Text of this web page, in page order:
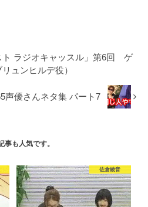
ト ラジオキャッスル」第6回 ゲ
ュンヒルデ役）
声優さんネタ集 パート7
事も人気です。
佐倉綾音